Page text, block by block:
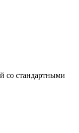
со стандартными